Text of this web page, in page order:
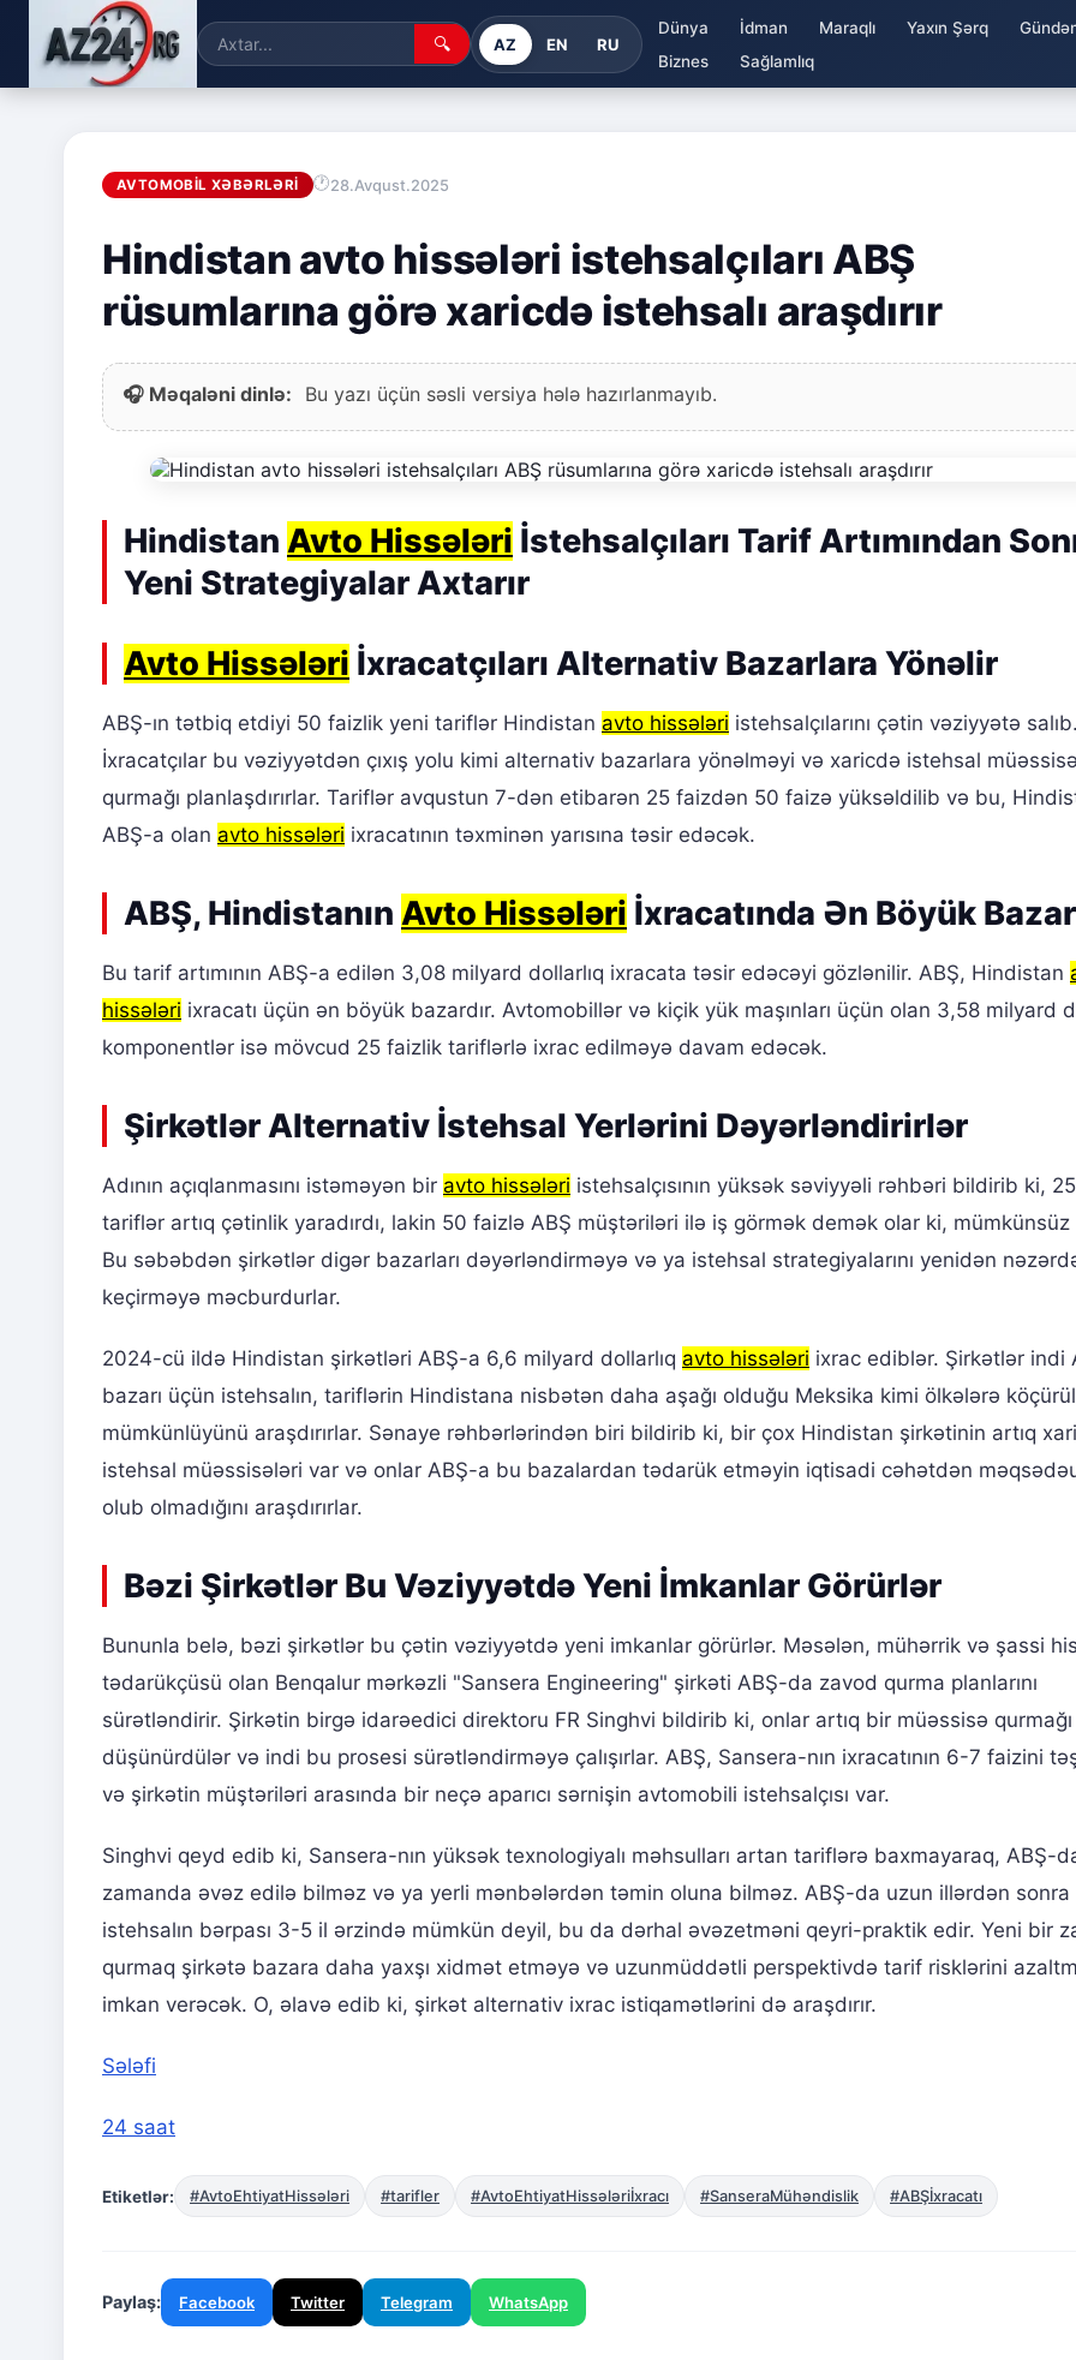
🔍 AZ EN RU
Dünya İdman Maraqlı Yaxın Şərq
Biznes
Sağlamlıq
AVTOMOBIL XƏBƏRLƏRI 28.Avqust.2025
Hindistan avto hissələri istehsalçıları ABŞ
rüsumlarına görə xaricdə istehsalı araşdırır
🎧 Məqaləni dinlə: Bu yazı üçün səsli versiya hələ hazırlanmayıb.
Hindistan Avto Hissələri İstehsalçıları Tarif Artımından
Yeni Strategiyalar Axtarır
Avto Hissələri İxracatçıları Alternativ Bazarlara Yönəlir
ABŞ-ın tətbiq etdiyi 50 faizlik yeni tariflər Hindistan avto hissələri istehsalçılarını çətin vəziyyətə
İxracatçılar bu vəziyyətdən çıxış yolu kimi alternativ bazarlara yönəlməyi və xaricdə istehsal
qurmağı planlaşdırırlar. Tariflər avqustun 7-dən etibarən 25 faizdən 50 faizə yüksəldilib və bu,
ABŞ-a olan avto hissələri ixracatının təxminən yarısına təsir edəcək.
ABŞ, Hindistanın Avto Hissələri İxracatında Ən Böyük Bazar
Bu tarif artımının ABŞ-a edilən 3,08 milyard dollarlıq ixracata təsir edəcəyi gözlənilir. ABŞ, Hindistan
hissələri ixracatı üçün ən böyük bazardır. Avtomobillər və kiçik yük maşınları üçün olan 3,58 milyard
komponentlər isə mövcud 25 faizlik tariflərlə ixrac edilməyə davam edəcək.
Şirkətlər Alternativ İstehsal Yerlərini Dəyərləndirirlər
Adının açıqlanmasını istəməyən bir avto hissələri istehsalçısının yüksək səviyyəli rəhbəri bildirib ki,
tariflər artıq çətinlik yaradırdı, lakin 50 faizlə ABŞ müştəriləri ilə iş görmək demək olar ki,
Bu səbəbdən şirkətlər digər bazarları dəyərləndirməyə və ya istehsal strategiyalarını yenidən
keçirməyə məcburdurlar.
2024-cü ildə Hindistan şirkətləri ABŞ-a 6,6 milyard dollarlıq avto hissələri ixrac ediblər. Şirkətlər indi
bazarı üçün istehsalın, tariflərin Hindistana nisbətən daha aşağı olduğu Meksika kimi ölkələrə
mümkünlüyünü araşdırırlar. Sənaye rəhbərlərindən biri bildirib ki, bir çox Hindistan şirkətinin artıq
istehsal müəssisələri var və onlar ABŞ-a bu bazalardan tədarük etməyin iqtisadi cəhətdən
olub olmadığını araşdırırlar.
Bəzi Şirkətlər Bu Vəziyyətdə Yeni İmkanlar Görürlər
Bununla belə, bəzi şirkətlər bu çətin vəziyyətdə yeni imkanlar görürlər. Məsələn, mühərrik və şassi
tədarükçüsü olan Benqalur mərkəzli "Sansera Engineering" şirkəti ABŞ-da zavod qurma planlarını
sürətləndirir. Şirkətin birgə idarəedici direktoru FR Singhvi bildirib ki, onlar artıq bir müəssisə qurmağı
düşünürdülər və indi bu prosesi sürətləndirməyə çalışırlar. ABŞ, Sansera-nın ixracatının 6-7 faizini
və şirkətin müştəriləri arasında bir neçə aparıcı sərnişin avtomobili istehsalçısı var.
Singhvi qeyd edib ki, Sansera-nın yüksək texnologiyalı məhsulları artan tariflərə baxmayaraq, ABŞ-
zamanda əvəz edilə bilməz və ya yerli mənbələrdən təmin oluna bilməz. ABŞ-da uzun illərdən sonra
istehsalın bərpası 3-5 il ərzində mümkün deyil, bu da dərhal əvəzetməni qeyri-praktik edir. Yeni bir
qurmaq şirkətə bazara daha yaxşı xidmət etməyə və uzunmüddətli perspektivdə tarif risklərini
imkan verəcək. O, əlavə edib ki, şirkət alternativ ixrac istiqamətlərini də araşdırır.
Sələfi
24 saat
Etiketlər: #AvtoEhtiyatHissələri #tarifler #AvtoEhtiyatHissələriİxracı #SanseraMühəndislik #ABŞİxracatı
Paylaş: Facebook Twitter Telegram WhatsApp